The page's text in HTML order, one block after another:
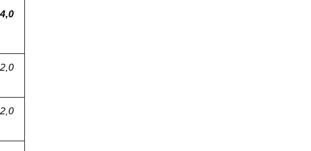
4,0
2,0
2,0